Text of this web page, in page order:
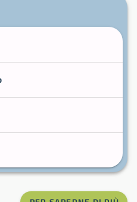
régional du Perche
il punto di partenza).